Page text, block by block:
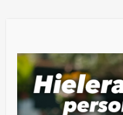
Guateplast Costa Rica.